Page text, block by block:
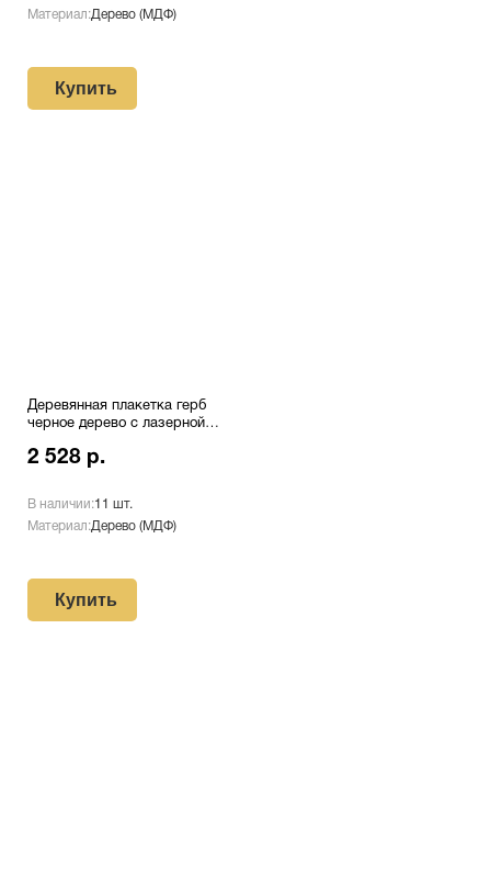
Материал:Дерево (МДФ)
Купить
Деревянная плакетка герб
черное дерево с лазерной
2 528 р.
В наличии:11 шт.
Материал:Дерево (МДФ)
Купить